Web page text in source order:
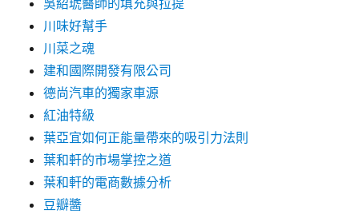
吳紹琥醫師的填充與拉提
川味好幫手
川菜之魂
建和國際開發有限公司
德尚汽車的獨家車源
紅油特級
葉亞宜如何正能量帶來的吸引力法則
葉和軒的市場掌控之道
葉和軒的電商數據分析
豆瓣醬